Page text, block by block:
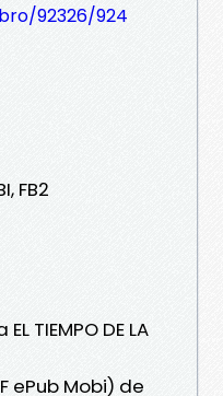
92326/924
FB2
TIEMPO DE LA
ePub Mobi) de